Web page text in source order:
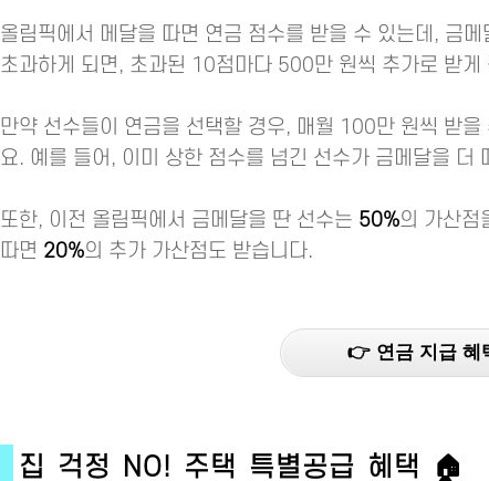
올림픽에서 메달을 따면 연금 점수를 받을 수 있는데, 금메
초과하게 되면, 초과된 10점마다 500만 원씩 추가로 받게
만약 선수들이 연금을 선택할 경우, 매월 100만 원씩 받
요. 예를 들어, 이미 상한 점수를 넘긴 선수가 금메달을 더
또한, 이전 올림픽에서 금메달을 딴 선수는 50%의 가산점
따면 20%의 추가 가산점도 받습니다.
👉 연금 지급 혜
집 걱정 NO! 주택 특별공급 혜택 🏠